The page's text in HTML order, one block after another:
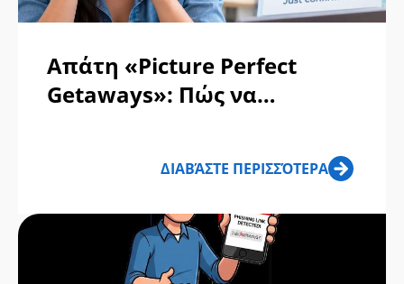
Απάτη «Picture Perfect
Getaways»: Πώς να
ΔΙΑΒΆΣΤΕ ΠΕΡΙΣΣΌΤΕΡΑ